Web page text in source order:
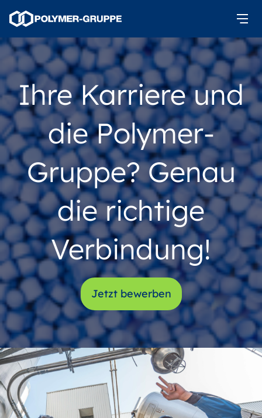
Ihre Karriere und
die Polymer-
Gruppe? Genau
die richtige
Verbindung!
Jetzt bewerben